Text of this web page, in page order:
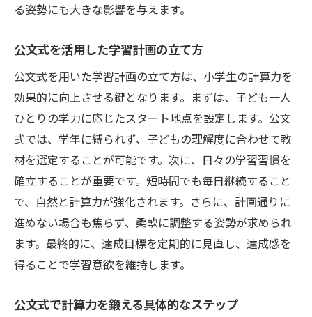
る姿勢にも大きな影響を与えます。
公文式を活用した学習計画の立て方
公文式を用いた学習計画の立て方は、小学生の計算力を
効果的に向上させる鍵となります。まずは、子ども一人
ひとりの学力に応じたスタート地点を設定します。公文
式では、学年に縛られず、子どもの理解度に合わせて教
材を選定することが可能です。次に、日々の学習習慣を
確立することが重要です。短時間でも毎日継続すること
で、自然と計算力が強化されます。さらに、計画通りに
進めない場合も焦らず、柔軟に調整する姿勢が求められ
ます。最終的に、達成目標を定期的に見直し、達成感を
得ることで学習意欲を維持します。
公文式で計算力を鍛える具体的なステップ